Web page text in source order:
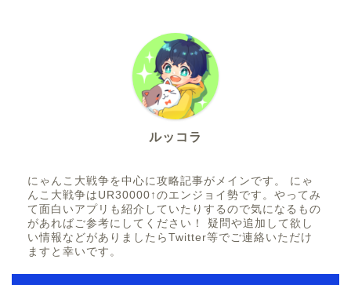
ルッコラ
にゃんこ大戦争を中心に攻略記事がメインです。 にゃ
んこ大戦争はUR30000↑のエンジョイ勢です。やってみ
て面白いアプリも紹介していたりするので気になるもの
があればご参考にしてください！ 疑問や追加して欲し
い情報などがありましたらTwitter等でご連絡いただけ
ますと幸いです。